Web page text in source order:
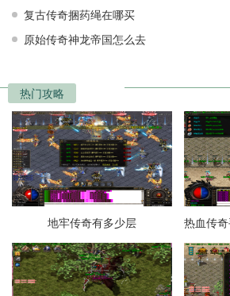
复古传奇捆药绳在哪买
原始传奇神龙帝国怎么去
热门攻略
地牢传奇有多少层